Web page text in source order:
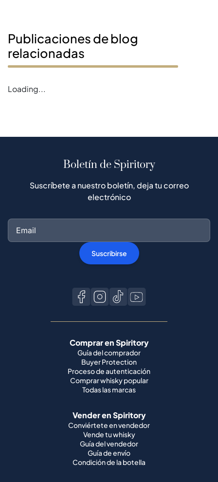
Publicaciones de blog
relacionadas
Error loading magazines
Boletín de Spiritory
Suscríbete a nuestro boletín, deja tu correo
electrónico
Suscribirse
Comprar en Spiritory
Guía del comprador
Buyer Protection
Proceso de autenticación
Comprar whisky popular
Todas las marcas
Vender en Spiritory
Conviértete en vendedor
Vende tu whisky
Guía del vendedor
Guía de envío
Condición de la botella